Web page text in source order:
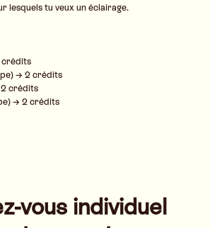
lesquels tu veux un éclairage.
crédits
→ 2 crédits
2 crédits
→ 2 crédits
vous individuel